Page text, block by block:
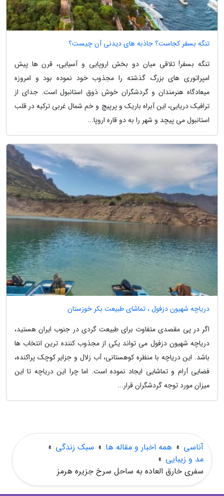
تنگه بسفر کجاست؟ جاذبه های دیدنی آن چیست؟
تنگه بسفر! تلاقی میان دو بخش اروپایی و آسیایی، قرن ها پیش
امپراتوری های بزرگ گذشته را مجذوب خود نموده بود و امروزه
میعادگاه هنرمندان و گردشگران خوش ذوق استانبول است. جدای از
ترافیک دریایی، این آبراه باریک و پرپیچ و خم شمال غربی ترکیه در قلب
استانبول می پیچد و شهر را به دو قاره اروپا...
دریاچه شهیون دزفول ، تماشای طبیعت بکر خوزستان
اگر در پی مقصدی متفاوت برای طبیعت گردی در جنوب ایران هستید،
دریاچه شهیون دزفول می تواند یکی از مجذوب کننده ترین انتخاب ها
باشد. این دریاچه با منظره کوهستانی، آب زلال و جزایر کوچک پراکنده،
فضایی آرام و تماشایی ایجاد نموده است. اما چرا این دریاچه تا این
میزان مورد توجه گردشگران قرار...
آناسی » همه اخبار و مقاله ها » سبک زندگی »
مد و زیبایی »
سفری خارق العاده به ساحل سرخ جزیره هرمز